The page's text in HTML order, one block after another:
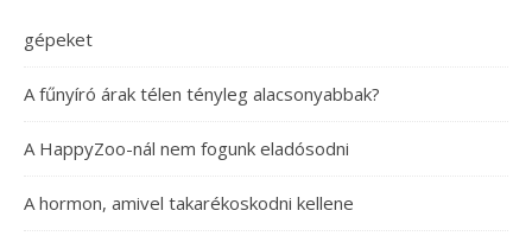
gépeket
A fűnyíró árak télen tényleg alacsonyabbak?
A HappyZoo-nál nem fogunk eladósodni
A hormon, amivel takarékoskodni kellene